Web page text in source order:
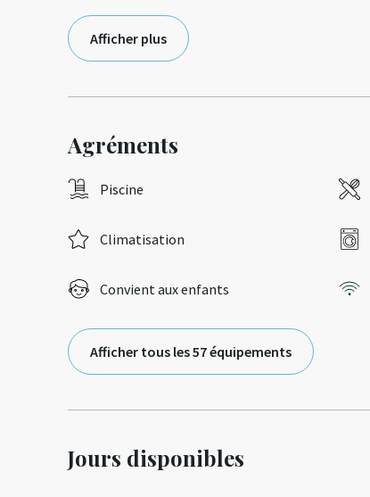
Afficher plus
Agréments
Piscine
Climatisation
Convient aux enfants
Afficher tous les 57 équipements
Jours disponibles